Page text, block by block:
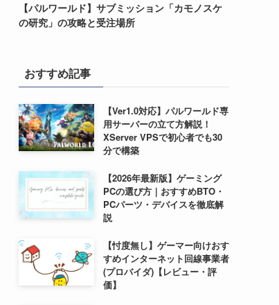
【パルワールド】サブミッション「カモノスケ
の研究」の攻略と受注場所
おすすめ記事
【Ver1.0対応】パルワールド専
用サーバーの立て方解説！
XServer VPSで初心者でも30
分で構築
【2026年最新版】ゲーミング
PCの選び方｜おすすめBTO・
PCパーツ・デバイスを徹底解
説
【忖度無し】ゲーマー向けおす
すめインターネット回線事業者
(プロバイダ)【レビュー・評
価】